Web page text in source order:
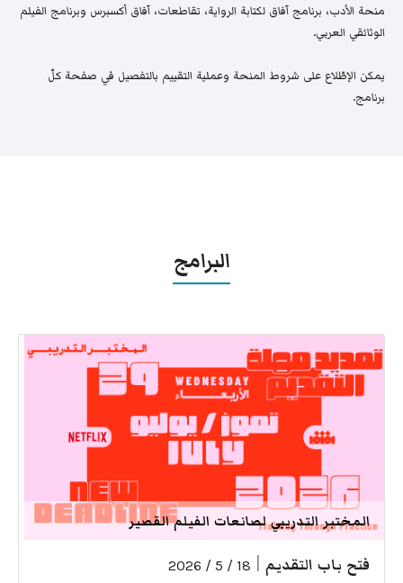
منحة الأدب، برنامج آفاق لكتابة الرواية، تقاطعات، آفاق أكسبرس وبرنامج الفيلم
الوثائقي العربي.
يمكن الإطّلاع على شروط المنحة وعملية التقييم بالتفصيل في صفحة كلّ
برنامج.
البرامج
المختبر التدريبي لصانعات الفيلم القصير
فتح باب التقديم 18 / 5 / 2026